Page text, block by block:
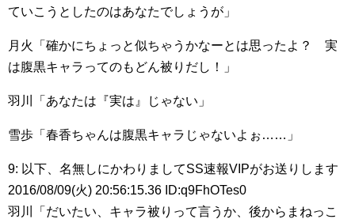
ていこうとしたのはあなたでしょうが」
月火「確かにちょっと似ちゃうかなーとは思ったよ？ 実
は腹黒キャラってのもどん被りだし！」
羽川「あなたは『実は』じゃない」
雪歩「春香ちゃんは腹黒キャラじゃないよぉ……」
9: 以下、名無しにかわりましてSS速報VIPがお送りします
2016/08/09(火) 20:56:15.36 ID:q9FhOTes0
羽川「だいたい、キャラ被りって言うか、後からまねっこ